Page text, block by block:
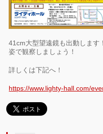
41cm大型望遠鏡も出動します
姿で観察しましょう！
詳しくは下記へ！
https://www.lighty-hall.com/